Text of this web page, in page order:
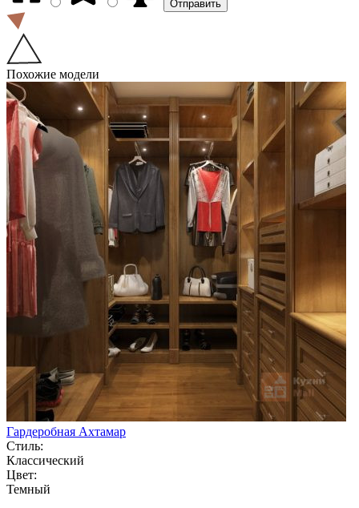
Похожие модели
Гардеробная Ахтамар
Стиль:
Классический
Цвет:
Темный